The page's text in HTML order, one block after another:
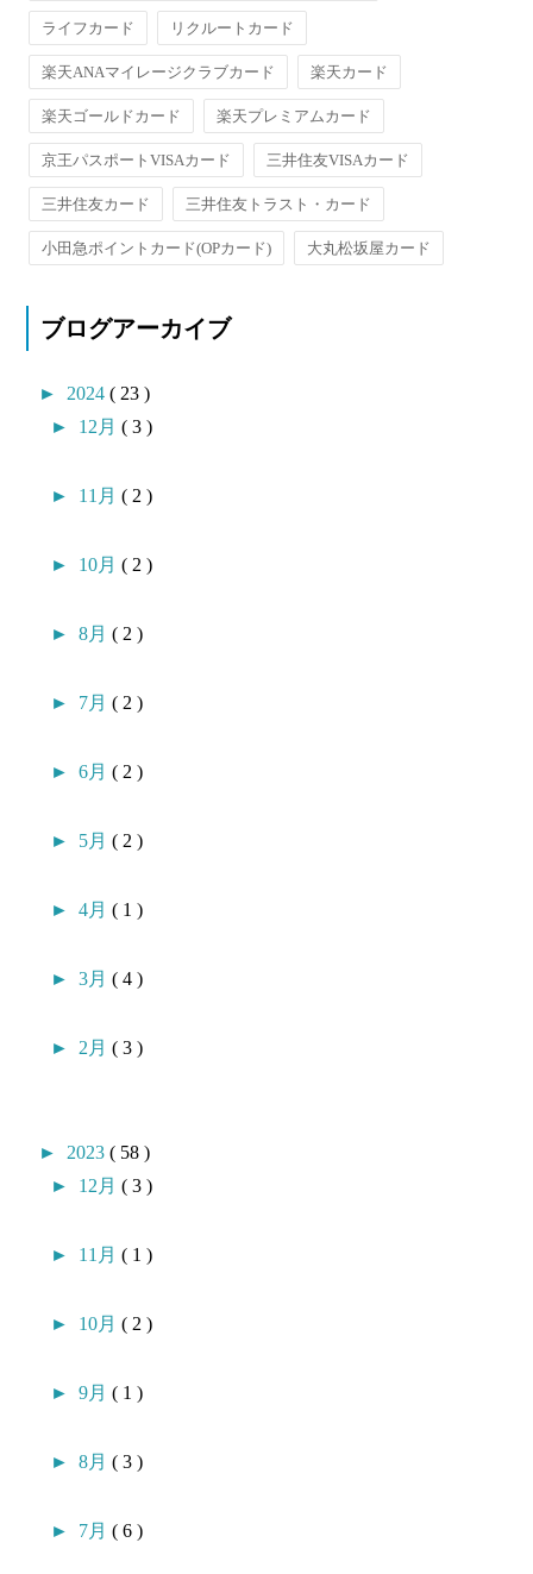
ライフカード リクルートカード
楽天ANAマイレージクラブカード 楽天カード
楽天ゴールドカード 楽天プレミアムカード
京王パスポートVISAカード 三井住友VISAカード
三井住友カード 三井住友トラスト・カード
小田急ポイントカード(OPカード) 大丸松坂屋カード
ブログアーカイブ
► 2024( 23 )
► 12月( 3 )
► 11月( 2 )
► 10月( 2 )
►8月( 2 )
► 7月( 2 )
►6月( 2 )
► 5月( 2 )
►4月( 1 )
►3月( 4 )
► 2月( 3 )
► 2023( 58 )
► 12月( 3 )
► 11月( 1 )
► 10月( 2 )
►9月( 1 )
►8月( 3 )
► 7月( 6 )